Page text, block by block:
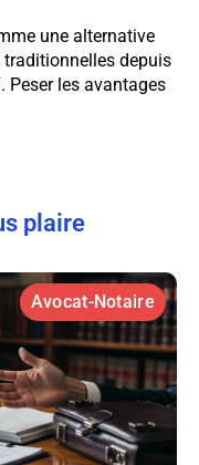
une alternative
depuis
Peser les avantages
plaire
Avocat-Notaire